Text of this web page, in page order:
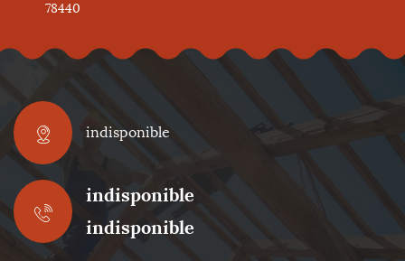
78440
indisponible
indisponible
indisponible